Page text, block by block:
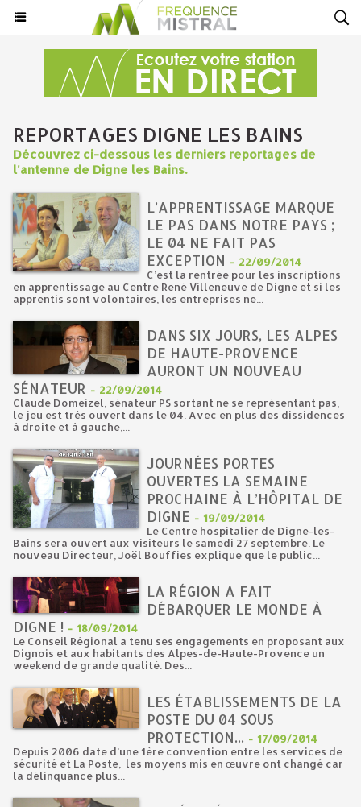
REPORTAGES DIGNE LES BAINS
Découvrez ci-dessous les derniers reportages de
l'antenne de Digne les Bains.
L’APPRENTISSAGE MARQUE
LE PAS DANS NOTRE PAYS ;
LE 04 NE FAIT PAS
EXCEPTION - 22/09/2014
C’est la rentrée pour les inscriptions
en apprentissage au Centre René Villeneuve de Digne et si les
apprentis sont volontaires, les entreprises ne...
DANS SIX JOURS, LES ALPES
DE HAUTE-PROVENCE
AURONT UN NOUVEAU
SÉNATEUR - 22/09/2014
Claude Domeizel, sénateur PS sortant ne se représentant pas,
le jeu est très ouvert dans le 04. Avec en plus des dissidences
à droite et à gauche,...
JOURNÉES PORTES
OUVERTES LA SEMAINE
PROCHAINE À L’HÔPITAL DE
DIGNE - 19/09/2014
Le Centre hospitalier de Digne-les-
Bains sera ouvert aux visiteurs le samedi 27 septembre. Le
nouveau Directeur, Joël Bouffies explique que le public...
LA RÉGION A FAIT
DÉBARQUER LE MONDE À
DIGNE ! - 18/09/2014
Le Conseil Régional a tenu ses engagements en proposant aux
Dignois et aux habitants des Alpes-de-Haute-Provence un
weekend de grande qualité. Des...
LES ÉTABLISSEMENTS DE LA
POSTE DU 04 SOUS
PROTECTION... - 17/09/2014
Depuis 2006 date d’une 1ère convention entre les services de
sécurité et La Poste, les moyens mis en œuvre ont changé car
la délinquance plus...